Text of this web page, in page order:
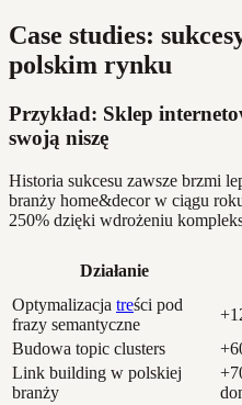
Case studies:
polskim rynku
Przykład: Sklep
swoją niszę
Historia sukcesu zawsze brzmi
branży home&decor w ciągu
250% dzięki wdrożeniu
Działanie
Optymalizacja treści pod
frazy semantyczne
Budowa topic clusters
Link building w polskiej
branży